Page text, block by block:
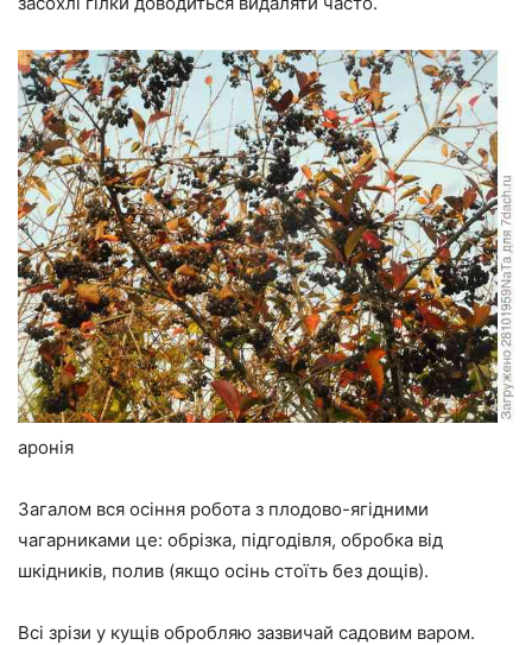
аронія
Загалом вся осіння робота з плодово-ягідними
чагарниками це: обрізка, підгодівля, обробка від
шкідників, полив (якщо осінь стоїть без дощів).
Всі зрізи у кущів обробляю зазвичай садовим варом.